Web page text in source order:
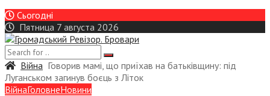
Сьогодні
Пятница 7 августа 2026
Війна Говорив мамі, що приїхав на батьківщину: під
Луганськом загинув боєць з Літок
ВійнаГоловнеНовини